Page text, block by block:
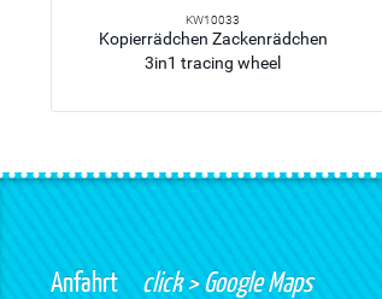
KW10033
Kopierrädchen Zackenrädchen
3in1 tracing wheel
Anfahrt click > Google Maps